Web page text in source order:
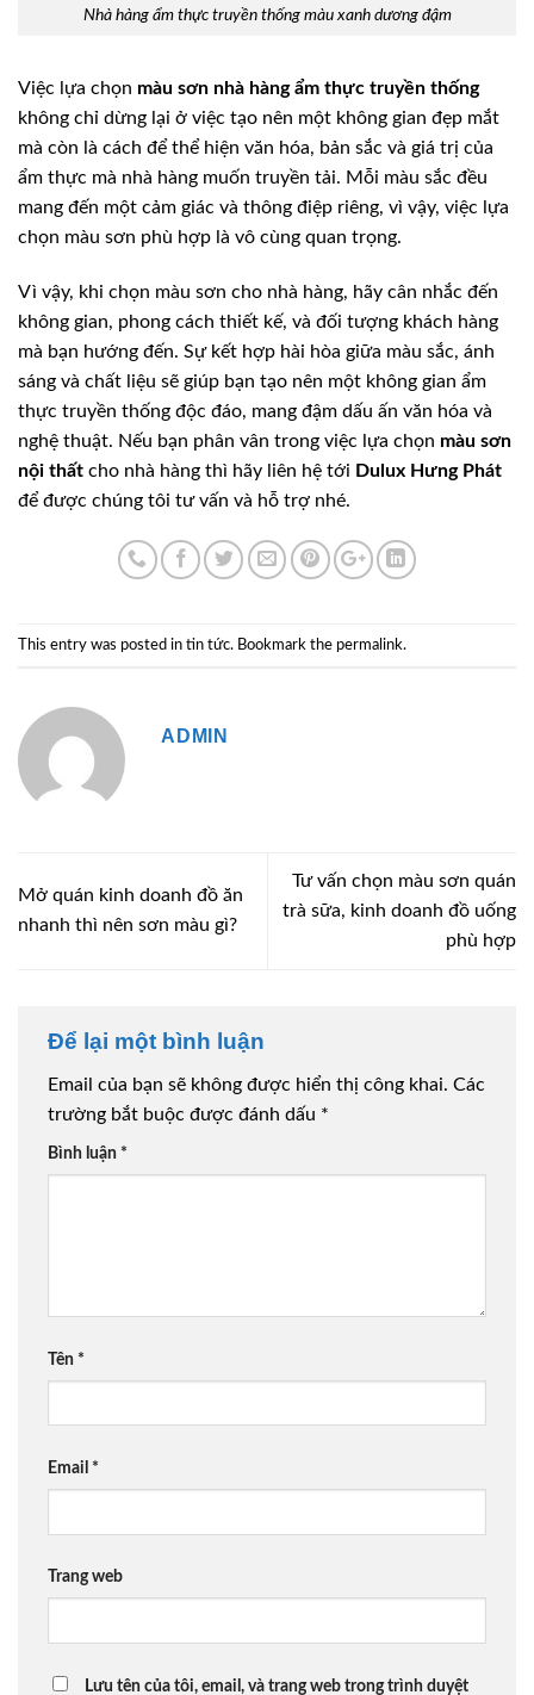
Nhà hàng ẩm thực truyền thống màu xanh dương đậm
Việc lựa chọn màu sơn nhà hàng ẩm thực truyền thống
không chỉ dừng lại ở việc tạo nên một không gian đẹp mắt
mà còn là cách để thể hiện văn hóa, bản sắc và giá trị của
ẩm thực mà nhà hàng muốn truyền tải. Mỗi màu sắc đều
mang đến một cảm giác và thông điệp riêng, vì vậy, việc lựa
chọn màu sơn phù hợp là vô cùng quan trọng.
Vì vậy, khi chọn màu sơn cho nhà hàng, hãy cân nhắc đến
không gian, phong cách thiết kế, và đối tượng khách hàng
mà bạn hướng đến. Sự kết hợp hài hòa giữa màu sắc, ánh
sáng và chất liệu sẽ giúp bạn tạo nên một không gian ẩm
thực truyền thống độc đáo, mang đậm dấu ấn văn hóa và
nghệ thuật. Nếu bạn phân vân trong việc lựa chọn màu sơn
nội thất cho nhà hàng thì hãy liên hệ tới Dulux Hưng Phát
để được chúng tôi tư vấn và hỗ trợ nhé.
This entry was posted in tin tức. Bookmark the permalink.
ADMIN
Mở quán kinh doanh đồ ăn
nhanh thì nên sơn màu gì?
Tư vấn chọn màu sơn quán
trà sữa, kinh doanh đồ uống
phù hợp
Để lại một bình luận
Email của bạn sẽ không được hiển thị công khai. Các
trường bắt buộc được đánh dấu *
Bình luận *
Tên *
Email *
Trang web
Lưu tên của tôi, email, và trang web trong trình duyệt